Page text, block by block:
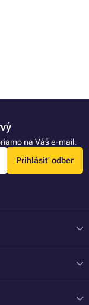
na Váš e-mail.
Prihlásiť odber